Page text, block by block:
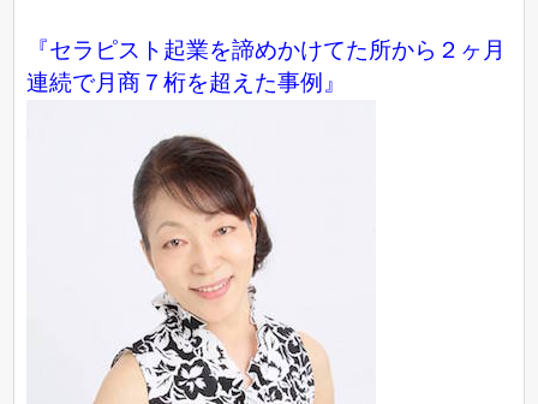
『セラピスト起業を諦めかけてた所から２ヶ月
連続で月商７桁を超えた事例』